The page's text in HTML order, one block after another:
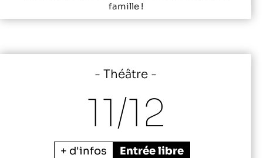
famille !
Théâtre
11/12
+ d'infos Entrée libre